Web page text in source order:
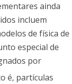
ainda
incluem
de física de
especial de
por
é, partículas